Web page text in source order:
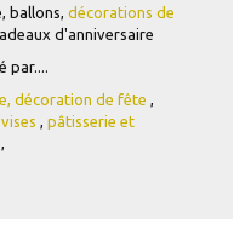
ballons, décorations de
d'anniversaire
par....
décoration de fête ,
, pâtisserie et
,